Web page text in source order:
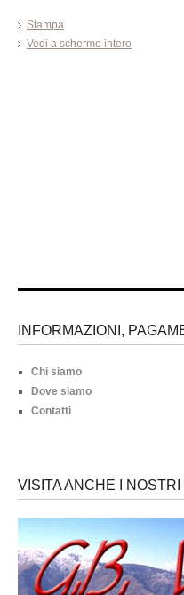
Stampa
Vedi a schermo intero
INFORMAZIONI,
Chi siamo
Dove siamo
Contatti
VISITA ANCHE I NOSTRI